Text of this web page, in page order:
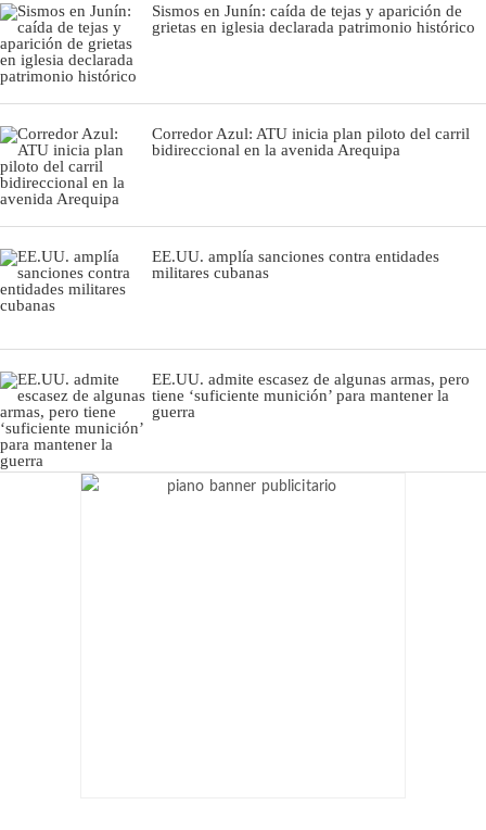
Sismos en Junín: caída de tejas y aparición de
grietas en iglesia declarada patrimonio histórico
Corredor Azul: ATU inicia plan piloto del carril
bidireccional en la avenida Arequipa
EE.UU. amplía sanciones contra entidades
militares cubanas
EE.UU. admite escasez de algunas armas, pero
tiene ‘suficiente munición’ para mantener la
guerra